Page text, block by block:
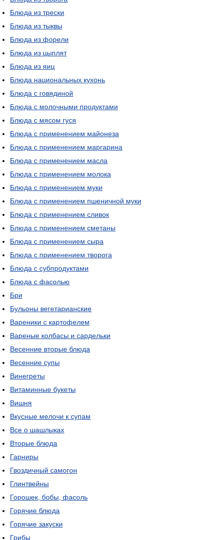
Блюда из трески
Блюда из тыквы
Блюда из форели
Блюда из цыплят
Блюда из яиц
Блюда национальных кухонь
Блюда с говядиной
Блюда с молочными продуктами
Блюда с мясом гуся
Блюда с применением майонеза
Блюда с применением маргарина
Блюда с применением масла
Блюда с применением молока
Блюда с применением муки
Блюда с применением пшеничной муки
Блюда с применением сливок
Блюда с применением сметаны
Блюда с применением сыра
Блюда с применением творога
Блюда с субпродуктами
Блюда с фасолью
Бри
Бульоны вегетарианские
Вареники с картофелем
Вареные колбасы и сардельки
Весенние вторые блюда
Весенние супы
Винегреты
Витаминные букеты
Вишня
Вкусные мелочи к супам
Все о шашлыках
Вторые блюда
Гарниры
Гвоздичный самогон
Глинтвейны
Горошек, бобы, фасоль
Горячие блюда
Горячие закуски
Грибы